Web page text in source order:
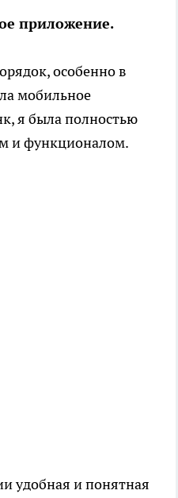
приложение.
особенно в
мобильное
я была полностью
и функционалом.
удобная и понятная